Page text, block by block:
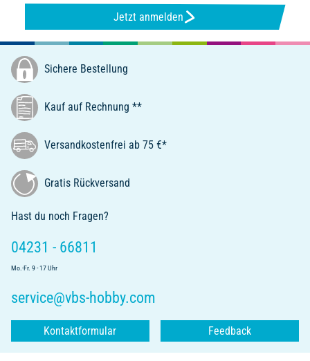
Jetzt anmelden
Sichere Bestellung
Kauf auf Rechnung **
Versandkostenfrei ab 75 €*
Gratis Rückversand
Hast du noch Fragen?
04231 - 66811
Mo.-Fr. 9 - 17 Uhr
service@vbs-hobby.com
Kontaktformular Feedback